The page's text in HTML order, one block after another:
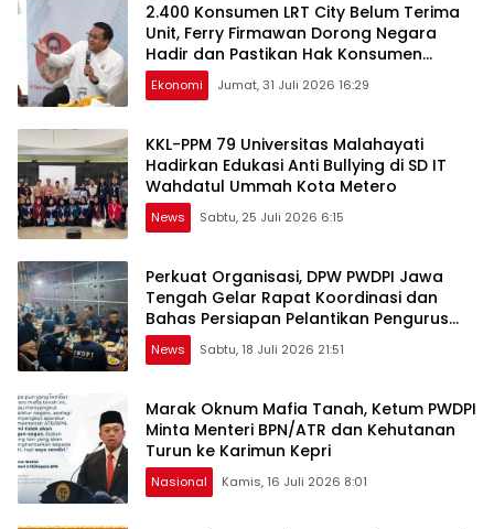
2.400 Konsumen LRT City Belum Terima
Unit, Ferry Firmawan Dorong Negara
Hadir dan Pastikan Hak Konsumen
Terlindungi
Ekonomi Jumat, 31 Juli 2026 16:29
KKL-PPM 79 Universitas Malahayati
Hadirkan Edukasi Anti Bullying di SD IT
Wahdatul Ummah Kota Metero
News Sabtu, 25 Juli 2026 6:15
Perkuat Organisasi, DPW PWDPI Jawa
Tengah Gelar Rapat Koordinasi dan
Bahas Persiapan Pelantikan Pengurus
Baru
News Sabtu, 18 Juli 2026 21:51
Marak Oknum Mafia Tanah, Ketum PWDPI
Minta Menteri BPN/ATR dan Kehutanan
Turun ke Karimun Kepri
Nasional Kamis, 16 Juli 2026 8:01